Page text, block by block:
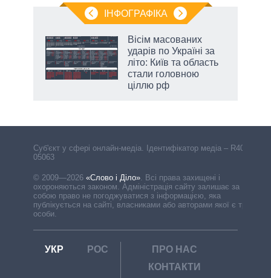
ІНФОГРАФІКА
Вісім масованих
ударів по Україні за
літо: Київ та область
стали головною
ціллю рф
Cуб'єкт у сфері онлайн-медіа. Ідентифікатор медіа – R40-
05063
© 2009—2026 «Слово і Діло»
Всі права захищені і
охороняються законом. Адміністрація сайту залишає за
собою право не погоджуватися з інформацією, яка
публікується на сайті, власниками або авторами якої є треті
особи.
УКР РОС
ПРО НАС
КОНТАКТИ